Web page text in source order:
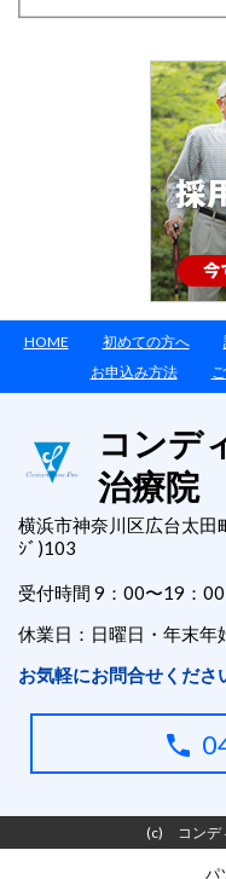
HOME 初めての方へ
お申込み方法
コンデ
治療院
横浜市神奈川区広台太田
ｼﾞ)103
受付時間 9：00〜19：00
休業日：日曜日・年末年
お気軽にお問合せくださ
(c) コンデ
パ